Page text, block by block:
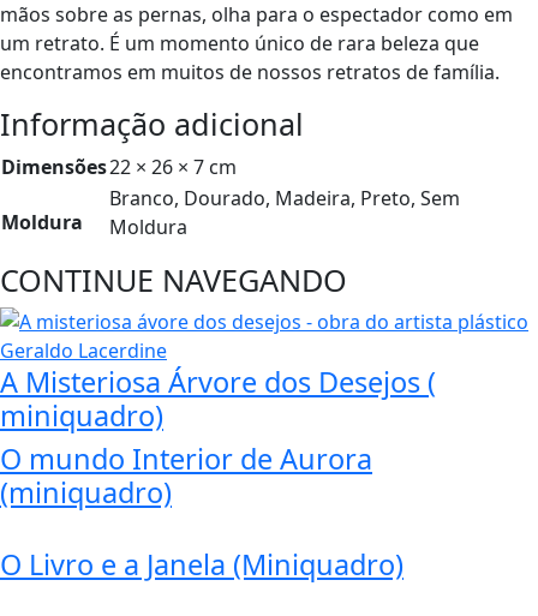
mãos sobre as pernas, olha para o espectador como em
um retrato. É um momento único de rara beleza que
encontramos em muitos de nossos retratos de família.
Informação adicional
Dimensões22 × 26 × 7 cm
Moldura
Branco, Dourado, Madeira, Preto, Sem
Moldura
CONTINUE NAVEGANDO
A Misteriosa Árvore dos Desejos (
miniquadro)
O mundo Interior de Aurora
(miniquadro)
O Livro e a Janela (Miniquadro)